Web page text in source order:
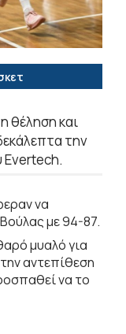
θέληση και
την
Evertech.
να
με 94-87.
μυαλό για
αντεπίθεση
να το